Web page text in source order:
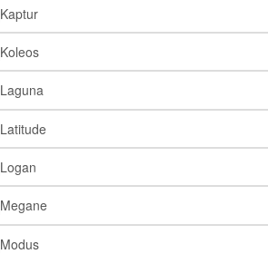
Kaptur
Koleos
Laguna
Latitude
Logan
Megane
Modus